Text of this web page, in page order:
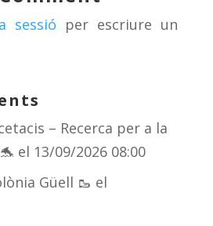
m te
ix
sessió per escriure un
– Recerca per a la
el 13/09/2026 08:00
Güell 🥾 el